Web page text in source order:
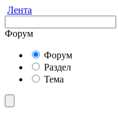
Лента
Форум
Форум
Раздел
Тема